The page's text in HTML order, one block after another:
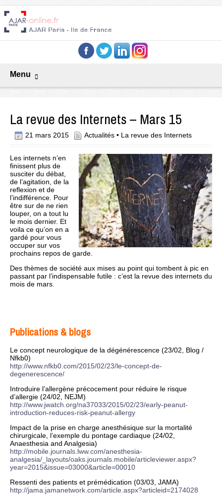
Menu
La revue des Internets – Mars 15
21 mars 2015 Actualités • La revue des Internets
Les internets n’en
finissent plus de
susciter du débat,
de l’agitation, de la
reflexion et de
l’indifférence. Pour
être sur de ne rien
louper, on a tout lu
le mois dernier. Et
voila ce qu’on en a
gardé pour vous
occuper sur vos
prochains repos de garde.
Des thèmes de société aux mises au point qui tombent à pic en
passant par l’indispensable futile : c’est la revue des internets du
mois de mars.
Publications & blogs
Le concept neurologique de la dégénérescence (23/02, Blog /
Nfkb0)
http://www.nfkb0.com/2015/02/23/le-concept-de-
degenerescence/
Introduire l’allergène précocement pour réduire le risque
d’allergie (24/02, NEJM)
http://www.jwatch.org/na37033/2015/02/23/early-peanut-
introduction-reduces-risk-peanut-allergy
Impact de la prise en charge anesthésique sur la mortalité
chirurgicale, l’exemple du pontage cardiaque (24/02,
Anaesthesia and Analgesia)
http://mobile.journals.lww.com/anesthesia-
analgesia/_layouts/oaks.journals.mobile/articleviewer.aspx?
year=2015&issue=03000&article=00010
Ressenti des patients et prémédication (03/03, JAMA)
http://jama.jamanetwork.com/article.aspx?articleid=2174028